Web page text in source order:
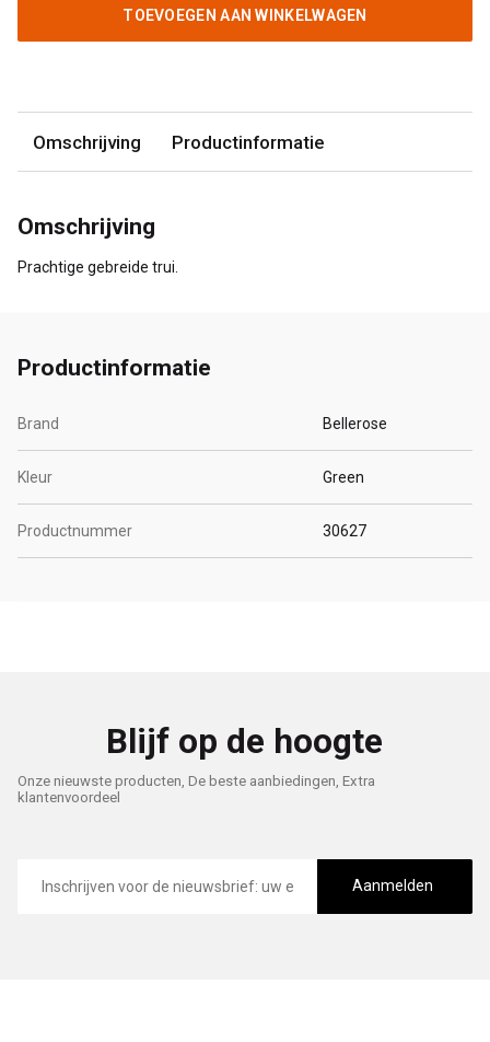
TOEVOEGEN AAN WINKELWAGEN
Omschrijving Productinformatie
Omschrijving
Prachtige gebreide trui.
Productinformatie
Brand Bellerose
Kleur Green
Productnummer 30627
Blijf op de hoogte
Onze nieuwste producten, De beste aanbiedingen, Extra
klantenvoordeel
mailadres
Aanmelden